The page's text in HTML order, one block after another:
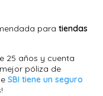
paratiendas
25 años y cuenta
póliza de
SBI tiene un seguro